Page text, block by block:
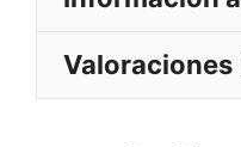
Valoraciones